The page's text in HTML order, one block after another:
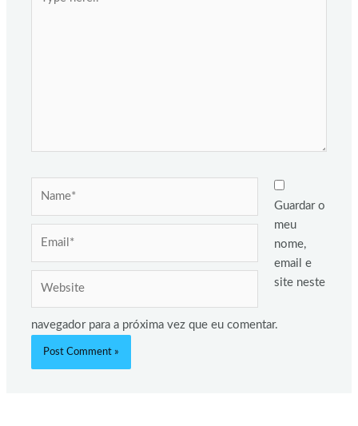
here..
Guardar o
meu
nome,
email e
site neste
navegador para a próxima vez que eu comentar.